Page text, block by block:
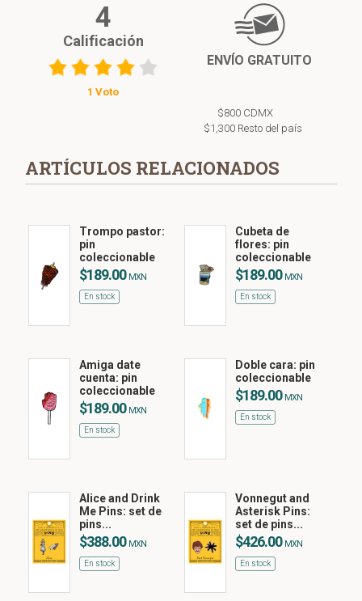
4
Calificación
1 Voto
ENVÍO GRATUITO
$800 CDMX
$1,300 Resto del país
ARTÍCULOS RELACIONADOS
Trompo pastor:
pin
coleccionable
$189.00 MXN
En stock
Cubeta de
flores: pin
coleccionable
$189.00 MXN
En stock
Amiga date
cuenta: pin
coleccionable
$189.00 MXN
En stock
Doble cara: pin
coleccionable
$189.00 MXN
En stock
Alice and Drink
Me Pins: set de
pins...
$388.00 MXN
En stock
Vonnegut and
Asterisk Pins:
set de pins...
$426.00 MXN
En stock